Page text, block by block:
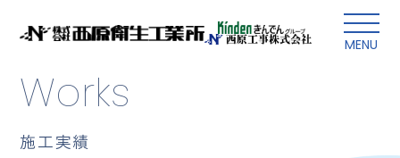
MENU
本文にスキップ
Works
施工実績